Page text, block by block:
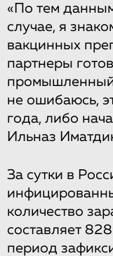
«По тем
случае, я
вакцинных
партнеры
промышленный
не ошибаюсь,
года, либо
Ильназ
За сутки в
количество
составляет
период